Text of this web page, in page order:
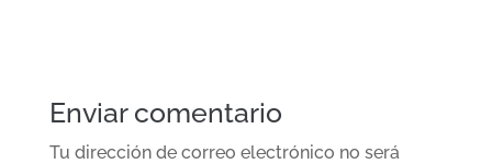
Enviar comentario
Tu dirección de correo electrónico no será